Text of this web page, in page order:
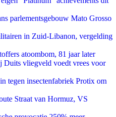
parlementsgebouw Mato Grosso
in Zuid-Libanon, vergelding
atoombom, 81 jaar later
Duits vliegveld voedt vrees voor
tegen insectenfabriek Protix om
Straat van Hormuz, VS